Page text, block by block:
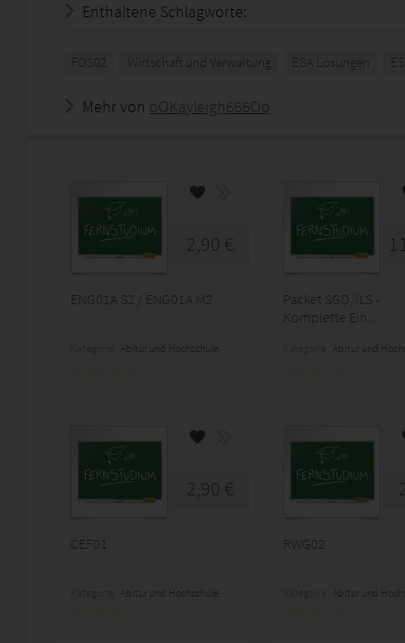
Enthaltene Schlagworte:
FOS02 Wirtschaft und Verwaltung ESA Lösungen
Mehr von oOKayleigh666Oo
2,90 €
ENG01A S2 / ENG01A M2
Abitur und Hochschule
Packet SGD/ILS -
Komplette Ein...
Abitur und
2,90 €
CEF01
Abitur und Hochschule
RWG02
Abitur und